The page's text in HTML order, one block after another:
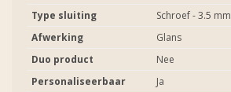
Type sluiting
Schroef - 3.5 mm
Afwerking
Glans
Duo product
Nee
Personaliseerbaar
Ja